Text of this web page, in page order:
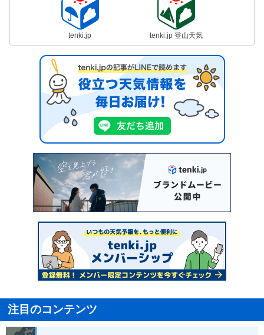
tenki.jp tenki.jp 登山天気
注目のコンテンツ